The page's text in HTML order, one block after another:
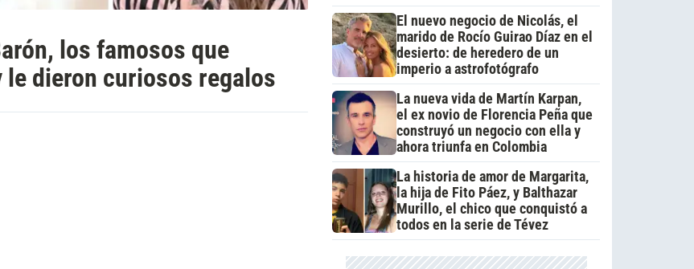
los famosos que
dieron curiosos regalos
El nuevo negocio de Nicolás, el
marido de Rocío Guirao Díaz en el
desierto: de heredero de un
imperio a astrofotógrafo
La nueva vida de Martín Karpan,
el ex novio de Florencia Peña que
construyó un negocio con ella y
ahora triunfa en Colombia
La historia de amor de Margarita,
la hija de Fito Páez, y Balthazar
Murillo, el chico que conquistó a
todos en la serie de Tévez